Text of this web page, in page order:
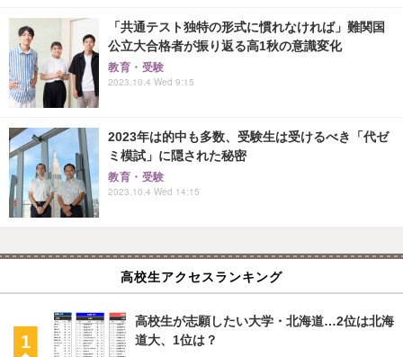
「共通テスト独特の形式に慣れなければ」難関国
公立大合格者が振り返る高1秋の意識変化
教育・受験
2023.10.4 Wed 9:15
2023年は的中も多数、受験生は受けるべき「代ゼ
ミ模試」に隠された秘密
教育・受験
2023.10.4 Wed 14:15
高校生アクセスランキング
高校生が志願したい大学・北海道…2位は北海
道大、1位は？